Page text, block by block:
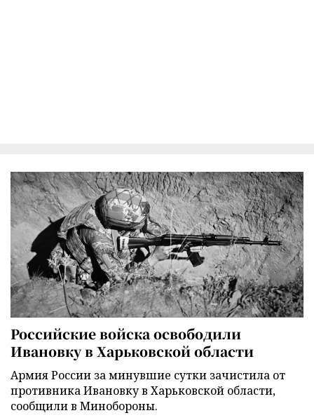
Российские войска освободили
Ивановку в Харьковской области
Армия России за минувшие сутки зачистила от
противника Ивановку в Харьковской области,
сообщили в Минобороны.